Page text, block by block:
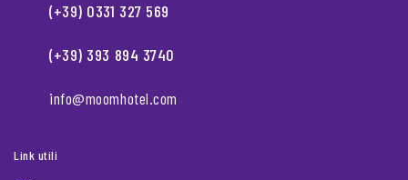
(+39) 0331 327 569
(+39) 393 894 3740
info@moomhotel.com
Link utili